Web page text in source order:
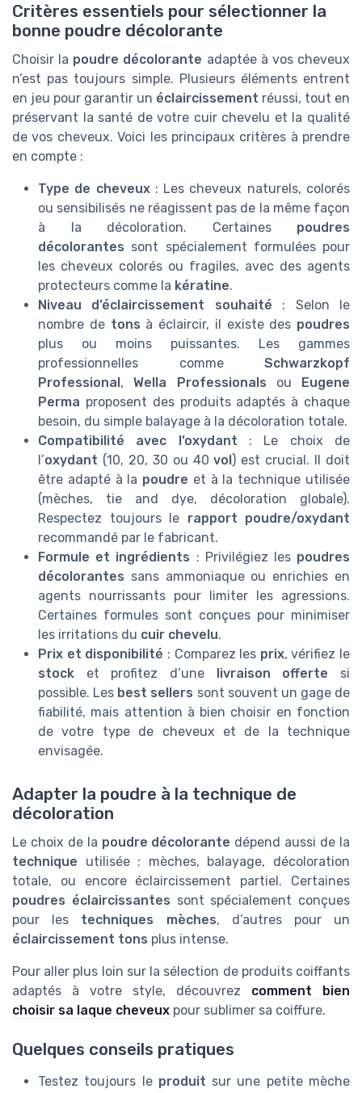
Critères essentiels pour sélectionner la
bonne poudre décolorante
Choisir la poudre décolorante adaptée à vos cheveux
n’est pas toujours simple. Plusieurs éléments entrent
en jeu pour garantir un éclaircissement réussi, tout en
préservant la santé de votre cuir chevelu et la qualité
de vos cheveux. Voici les principaux critères à prendre
en compte :
Type de cheveux: Les cheveux naturels, colorés
ou sensibilisés ne réagissent pas de la même façon
à la décoloration. Certaines poudres
décolorantes sont spécialement formulées pour
les cheveux colorés ou fragiles, avec des agents
protecteurs comme la kératine.
Niveau d’éclaircissement souhaité : Selon le
nombre de tons à éclaircir, il existe des poudres
plus ou moins puissantes. Les gammes
professionnelles comme Schwarzkopf
Professional,Wella Professionals ou Eugene
Perma proposent des produits adaptés à chaque
besoin, du simple balayage à la décoloration totale.
Compatibilité avec l’oxydant : Le choix de
l’oxydant (10, 20, 30 ou 40vol) est crucial. Il doit
être adapté à la poudre et à la technique utilisée
(mèches, tie and dye, décoloration globale).
Respectez toujours le rapport poudre/oxydant
recommandé par le fabricant.
Formule et ingrédients : Privilégiez les poudres
décolorantes sans ammoniaque ou enrichies en
agents nourrissants pour limiter les agressions.
Certaines formules sont conçues pour minimiser
les irritations du cuir chevelu.
Prix et disponibilité : Comparez les prix, vérifiez le
stock et profitez d’une livraison offerte si
possible. Les best sellers sont souvent un gage de
fiabilité, mais attention à bien choisir en fonction
de votre type de cheveux et de la technique
envisagée.
Adapter la poudre à la technique de
décoloration
Le choix de la poudre décolorante dépend aussi de la
technique utilisée : mèches, balayage, décoloration
totale, ou encore éclaircissement partiel. Certaines
poudres éclaircissantes sont spécialement conçues
pour les techniques mèches, d’autres pour un
éclaircissement tons plus intense.
Pour aller plus loin sur la sélection de produits coiffants
adaptés à votre style, découvrez comment bien
choisir sa laque cheveux pour sublimer sa coiffure.
Quelques conseils pratiques
Testez toujours le produit sur une petite mèche